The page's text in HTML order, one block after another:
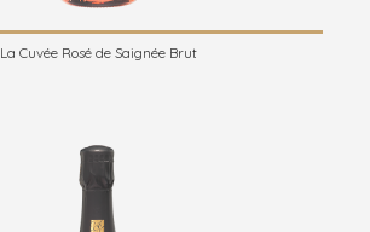
La Cuvée Rosé de Saignée Brut